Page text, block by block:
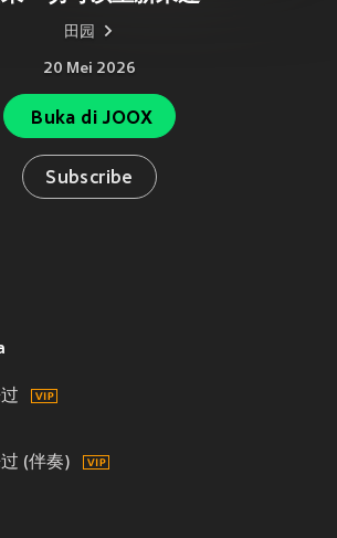
田园
20 Mei 2026
Buka di JOOX
Subscribe
(伴奏)